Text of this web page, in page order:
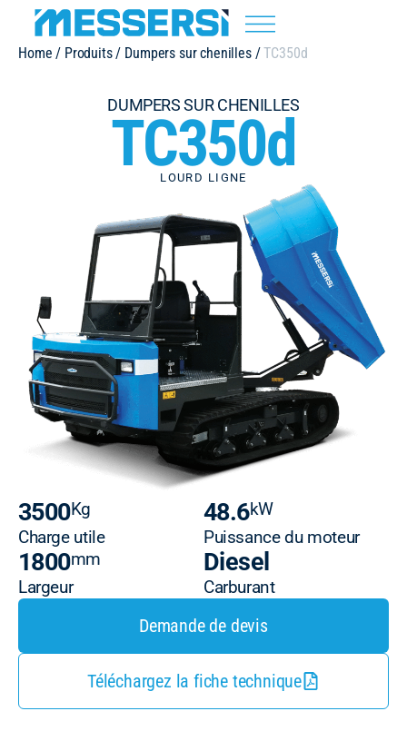
Home / Produits/ Dumpers sur chenilles/TC350d
DUMPERS SUR CHENILLES
TC350d
LOURD LIGNE
3500Kg
Charge utile
48.6kW
Puissance du moteur
1800mm
Largeur
Diesel
Carburant
Demande de devis
Téléchargez la fiche technique